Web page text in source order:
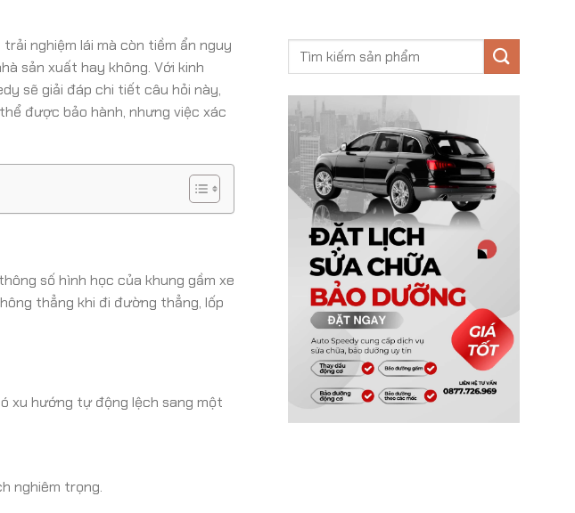
nghiệm lái mà còn tiềm ẩn nguy
sản xuất hay không. Với kinh
sẽ giải đáp chi tiết câu hỏi này,
được bảo hành, nhưng việc xác
số hình học của khung gầm xe
thẳng khi đi đường thẳng, lốp
xu hướng tự động lệch sang một
nghiêm trọng.